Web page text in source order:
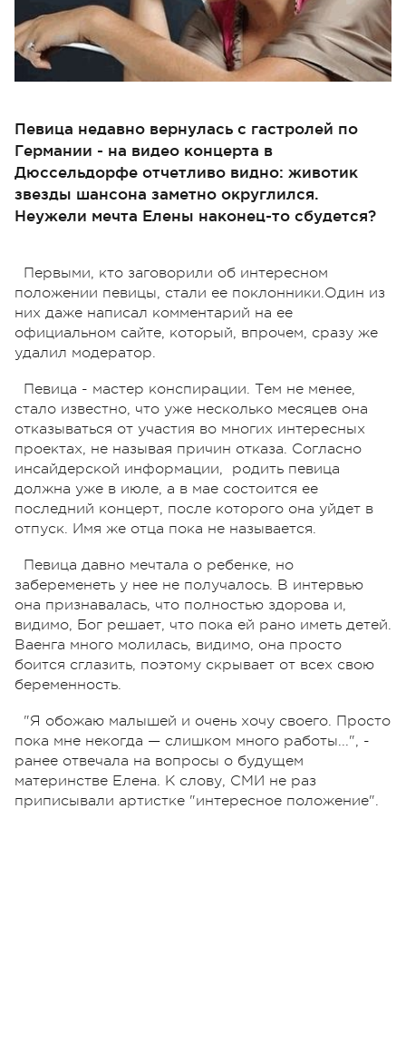
Певица недавно вернулась с гастролей по
Германии - на видео концерта в
Дюссельдорфе отчетливо видно: животик
звезды шансона заметно округлился.
Неужели мечта Елены наконец-то сбудется?
Первыми, кто заговорили об интересном
положении певицы, стали ее поклонники.Один из
них даже написал комментарий на ее
официальном сайте, который, впрочем, сразу же
удалил модератор.
Певица - мастер конспирации. Тем не менее,
стало известно, что уже несколько месяцев она
отказываться от участия во многих интересных
проектах, не называя причин отказа. Согласно
инсайдерской информации, родить певица
должна уже в июле, а в мае состоится ее
последний концерт, после которого она уйдет в
отпуск. Имя же отца пока не называется.
Певица давно мечтала о ребенке, но
забеременеть у нее не получалось. В интервью
она признавалась, что полностью здорова и,
видимо, Бог решает, что пока ей рано иметь детей.
Ваенга много молилась, видимо, она просто
боится сглазить, поэтому скрывает от всех свою
беременность.
"Я обожаю малышей и очень хочу своего. Просто
пока мне некогда — слишком много работы...", -
ранее отвечала на вопросы о будущем
материнстве Елена. К слову, СМИ не раз
приписывали артистке "интересное положение".